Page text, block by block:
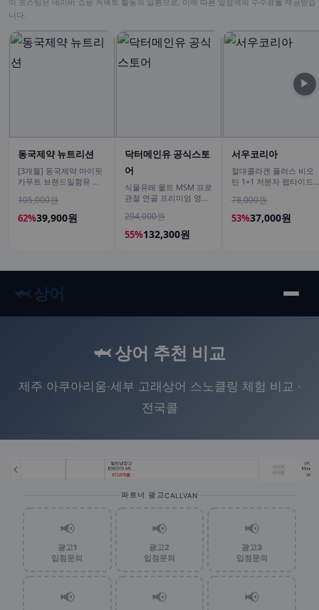
이 포스팅은 네이버 쇼핑 커넥트 활동의 일환으로, 이에 따른 일정액의 수수료를 제공받습
니다.
동국제약 뉴트리션
[3개월] 동국제약 마이핏
카무트 브랜드밀함유 효
치 30포, 3개
105,000원
62%39,900원
닥터메인유 공식스토
어
식물유래 몰트 MSM 프로
관절 연골 프리미엄 영양
정, 6개
294,000원
55%132,300원
서우코리아
절대콜라겐 플러스 비오
틴 1+1 저분자 펩타이드
120g
78,000원
53%37,000원
▶
🦈 상어
🦈 상어 추천 비교
제주 아쿠아리움·세부 고래상어 스노클링 체험 비교 ·
전국콜
파트너 광고CALLVAN
📢
광고1
입점문의
📢
광고2
입점문의
📢
광고3
입점문의
📢 📢 📢